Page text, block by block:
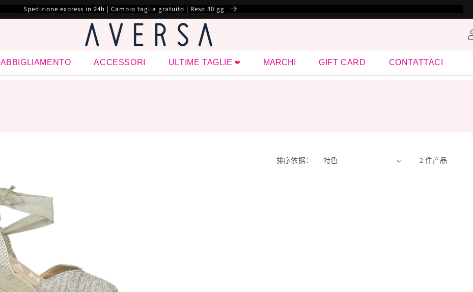
Spedizione express in 24h | Cambio taglia gratuito | Reso 30 gg
ABBIGLIAMENTO ACCESSORI ULTIME TAGLIE MARCHI GIFT CARD CONTATTACI
排序依据： 2 件产品